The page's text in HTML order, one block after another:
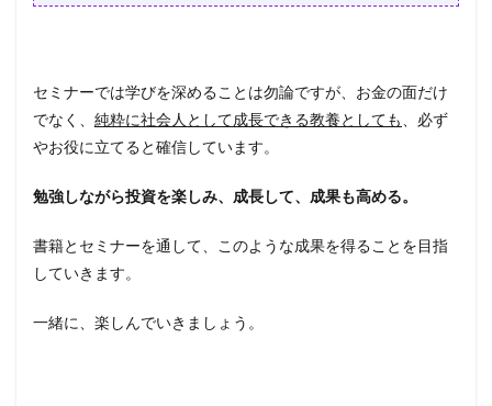
セミナーでは学びを深めることは勿論ですが、お金の面だけ
でなく、 純粋に社会人として成長できる教養としても
、必ず
やお役に立てると確信しています。
勉強しながら投資を楽しみ、成長して、成果も高める。
書籍とセミナーを通して、このような成果を得ることを目指
していきます。
一緒に、楽しんでいきましょう。